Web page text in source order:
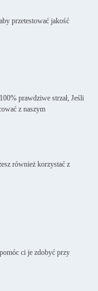
przetestować jakość
prawdziwe strzał, Jeśli
z naszym
również korzystać z
ci je zdobyć przy